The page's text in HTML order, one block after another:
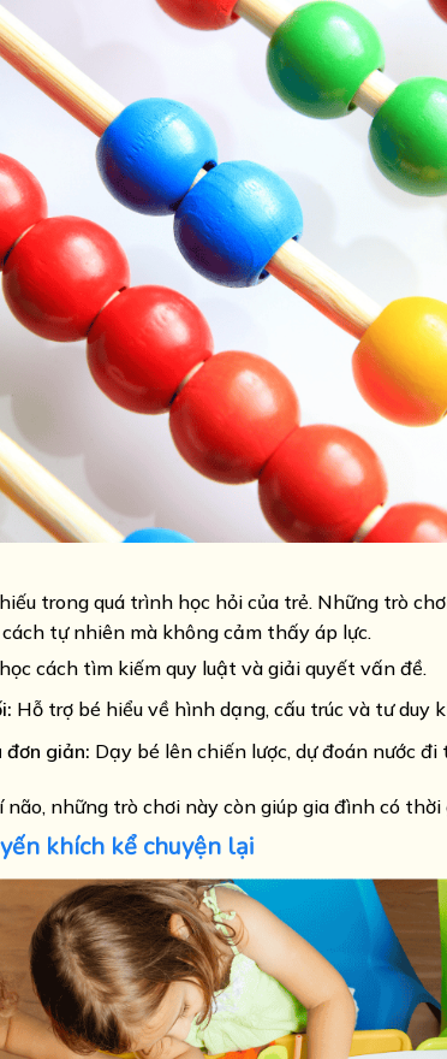
trong quá trình học hỏi của trẻ. Những trò
tự nhiên mà không cảm thấy áp lực.
cách tìm kiếm quy luật và giải quyết vấn đề.
Hỗ trợ bé hiểu về hình dạng, cấu trúc và tư duy
đơn giản: Dạy bé lên chiến lược, dự đoán nước đi
não, những trò chơi này còn giúp gia đình có
khích kể chuyện lại